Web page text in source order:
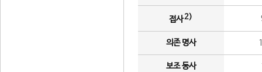
접사2)
의존 명사
보조 동사